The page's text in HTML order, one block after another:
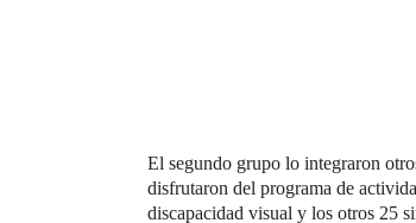
El segundo grupo lo integraron
disfrutaron del programa de
discapacidad visual y los otros 25